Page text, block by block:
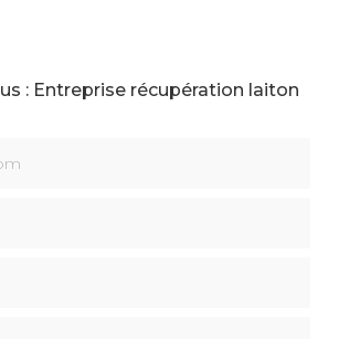
: Entreprise récupération laiton